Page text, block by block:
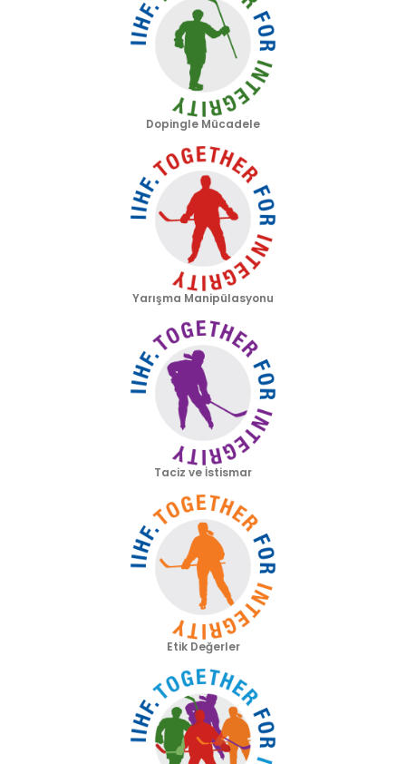
Dopingle Mücadele
Yarışma Manipülasyonu
Taciz ve İstismar
Etik Değerler